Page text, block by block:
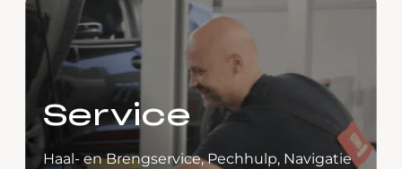
Service
Haal- en Brengservice, Pechhulp, Navigatie